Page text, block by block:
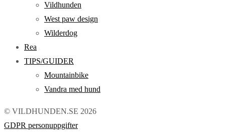
Vildhunden
West paw design
Wilderdog
Rea
TIPS/GUIDER
Mountainbike
Vandra med hund
© VILDHUNDEN.SE 2026
GDPR personuppgifter